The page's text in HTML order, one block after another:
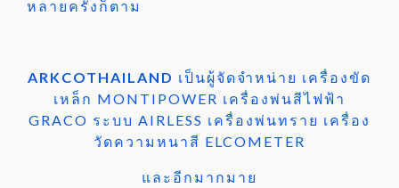
หลายครั้งก็ตาม
ARKCOTHAILAND เป็นผู้จัดจำหน่าย เครื่องขัด
เหล็ก MONTIPOWER เครื่องพ่นสีไฟฟ้า
GRACO ระบบ AIRLESS เครื่องพ่นทราย เครื่อง
วัดความหนาสี ELCOMETER
และอีกมากมาย